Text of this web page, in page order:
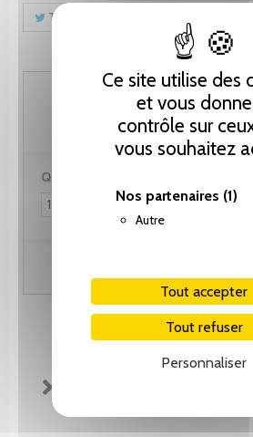
Ce site utilise des
et vous
contrôle sur
vous souhaitez
Nos partenaires (1)
Autre
Tout accepter
Tout refuser
Personnaliser
Tweet
123.10
Quantité :